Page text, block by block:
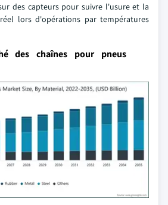
des capteurs pour suivre l'usure et la
lors d'opérations par températures
des chaînes pour pneus